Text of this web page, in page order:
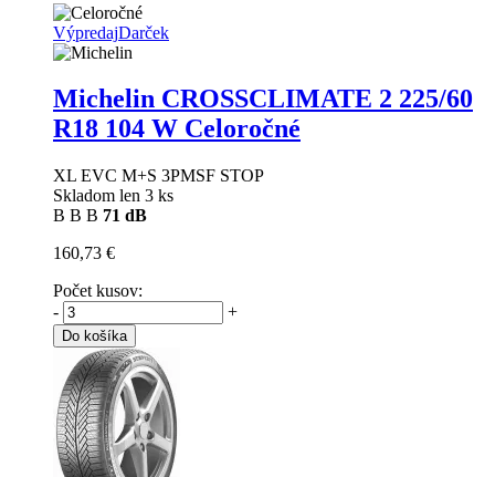
VýpredajDarček
Michelin CROSSCLIMATE 2 225/60
R18 104 W Celoročné
XL EVC M+S 3PMSF STOP
Skladom len 3 ks
B B B 71 dB
160,73 €
Počet kusov:
-
+
Do košíka